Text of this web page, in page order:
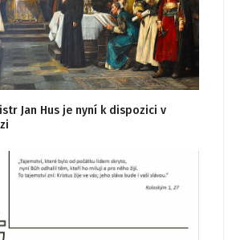
Jan Hus je nyní k dispozici v